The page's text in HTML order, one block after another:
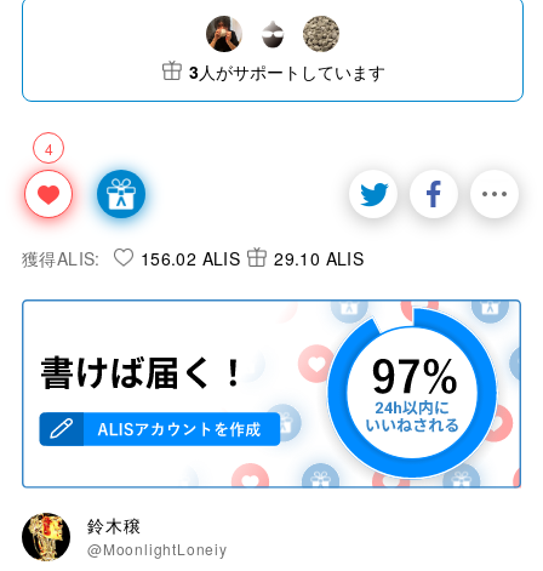
4
3人がサポートしています
獲得ALIS: 156.02 ALIS 29.10 ALIS
鈴木穣
@MoonlightLoneiy